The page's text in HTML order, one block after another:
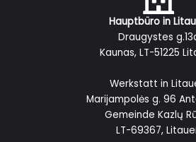
Hauptbüro in
Draugystes
Kaunas, LT-51225
Werkstatt in
Marijampolės g. 96
Gemeinde Kazlų
LT-69367,